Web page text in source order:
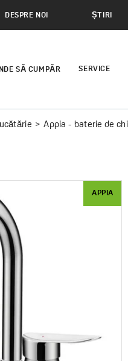
DESPRE NOI ȘTIRI
SĂ CUMPĂR SERVICE
Appia - baterie de
APPIA